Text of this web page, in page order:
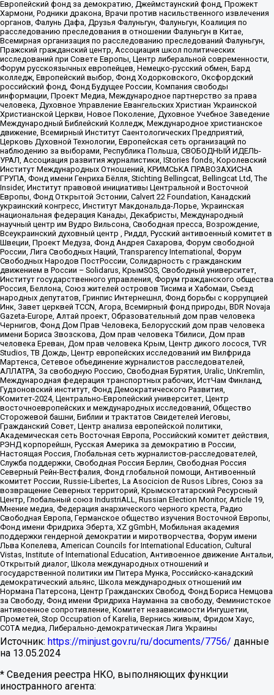
Европейский фонд за демократию, Джеймстаунский фонд, Прожект
Хармони, Родники дракона, Врачи против насильственного извлечения
органов, Фалунь Дафа, Друзья Фалуньгун, Фалуньгун, Коалиция по
расследованию преследования в отношении Фалуньгун в Китае,
Всемирная организация по расследованию преследований Фалуньгун,
Пражский гражданский центр, Ассоциация школ политических
исследований при Совете Европы, Центр либеральной современности,
Форум русскоязычных европейцев, Немецко-русский обмен, Бард
колледж, Европейский выбор, Фонд Ходорковского, Оксфордский
российский фонд, Фонд Будущее России, Компания свободы
информации, Проект Медиа, Международное партнерство за права
человека, Духовное Управление Евангельских Христиан Украинской
Христианской Церкви, Новое Поколение, Духовное Учебное Заведение
Международный Библейский Колледж, Международное христианское
движение, Всемирный Институт Саентологических Предприятий,
Церковь Духовной Технологии, Европейская сеть организаций по
наблюдению за выборами, Республика Польша, СВОБОДНЫЙ ИДЕЛЬ-
УРАЛ, Ассоциация развития журналистики, IStories fonds, Королевский
Институт Международных Отношений, КРИМСЬКА ПРАВОЗАХИСНА
ГРУПА, Фонд имени Генриха Бёлля, Stichting Bellingcat, Bellingcat Ltd, The
Insider, Институт правовой инициативы Центральной и Восточной
Европы, Фонд Открытой Эстонии, Calvert 22 Foundation, Канадский
украинский конгресс, Институт Макдональда-Лорье, Украинская
национальная федерация Канады, Декабристы, Международный
научный центр им Вудро Вильсона, Свободная пресса, Возрождение,
Всеукраинский духовный центр , Риддл, Русский антивоенный комитет в
Швеции, Проект Медуза, Фонд Андрея Сахарова, Форум свободной
России, Лига Свободных Наций, Transparеncy International, Форум
Свободных Народов ПостРоссии, Солидарность с гражданским
движением в России – Solidarus, КрымSOS, Свободный университет,
Институт государственного управления, Форум гражданского общества
Россия, Беллона, Союз жителей островов Тисима и Хабомаи, Съезд
народных депутатов, Гринпис Интернешнл, Фонд борьбы с коррупцией
Инк, Завет церквей TCCN, Агора, Всемирный фонд природы, BDR Novaja
Gazeta-Europe, Алтай проект, Образовательный дом прав человека
Чернигов, Фонд Дом Прав Человека, Белорусский дом прав человека
имени Бориса Звозскова, Дом прав человека Тбилиси, Дом прав
человека Ереван, Дом прав человека Крым, Центр дикого лосося, TVR
Studios, ТВ Дождь, Центр европейских исследований им Вилфрида
Мартенса, Сетевое объединение журналистов расследователей,
АЛЛАТРА, За свободную Россию, Свободная Бурятия, Uralic, UnKremlin,
Международная федерация транспортных рабочих, ИстЧам Финланд,
Гудзоновский институт, Фонд Демократического Развития,
Комитет-2024, Центрально-Европейский университет, Центр
восточноевропейских и международных исследований, Общество
Сторожевой башни, Библии и трактатов Свидетелей Иеговы,
Гражданский Совет, Центр анализа европейской политики,
Академическая сеть Восточная Европа, Российский комитет действия,
РЭНД корпорейшн, Русская Америка за демократию в России,
Настоящая Россия, Глобальная сеть журналистов-расследователей,
Служба поддержки, Свободная Россия Берлин, Свободная Россия
Северный Рейн-Вестфалия, Фонд глобальной помощи, Антивоенный
комитет России, Russie-Libertes, La Asocicion de Rusos Libres, Союз за
возвращение Северных территорий, Крымскотатарский Ресурсный
Центр, Глобальный союз IndustriALL, Russian Election Monitor, Article 19,
Мнение медиа, Федерация анархического черного креста, Радио
Свободная Европа, Германское общество изучения Восточной Европы,
Фонд имени Фридриха Эберта, XZ gGmbH, Мобильная академия
поддержки гендерной демократии и миротворчества, Форум имени
Льва Копелева, American Councils for International Education, Cultural
Vistas, Institute of International Education, Антивоенное движение Антальи,
Открытый диалог, Школа международных отношений и
государственной политики им Питера Мунка, Российско-канадский
демократический альянс, Школа международных отношений им
Нормана Патерсона, Центр Гражданских Свобод, Фонд Бориса Немцова
за Свободу, Фонд имени Фридриха Науманна за свободу, Феминистское
антивоенное сопротивление, Комитет независимости Ингушетии,
Прометей, Stop Occupation of Karelia, Вернись живым, Фридом Хаус,
СОТА медиа, Либерально-демократическая Лига Украины
Источник: https://minjust.gov.ru/ru/documents/7756/ данные
на 13.05.2024
* Сведения реестра НКО, выполняющих функции
иностранного агента: